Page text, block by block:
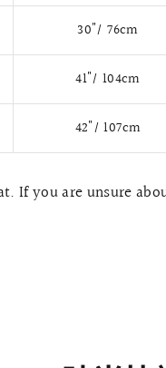
30"/ 76cm
41"/ 104cm
42"/ 107cm
If you are unsure